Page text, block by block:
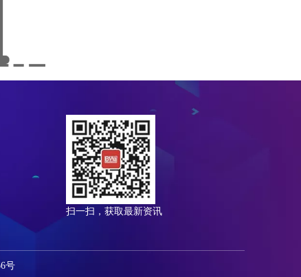
扫一扫，获取最新资讯
号